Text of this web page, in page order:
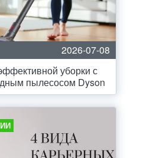
2026-07-08
уборки с
пылесосом Dyson